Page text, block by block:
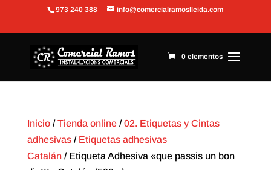
Abrir barra de herramientas
973 240 388 info@comercialramoslleida.com
0 elementos
Inicio/Tienda online/02. Etiquetas y Cintas
adhesivas/ Etiquetas adhesivas
Catalán/ Etiqueta Adhesiva «que passis un bon